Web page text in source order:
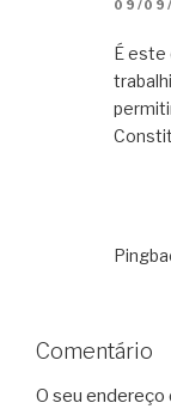
09/09/
É este
Comentário
O seu endereço